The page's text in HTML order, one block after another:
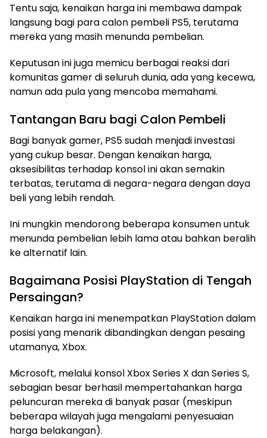
Tentu saja, kenaikan harga ini membawa dampak
langsung bagi para calon pembeli PS5, terutama
mereka yang masih menunda pembelian.
Keputusan ini juga memicu berbagai reaksi dari
komunitas gamer di seluruh dunia, ada yang kecewa,
namun ada pula yang mencoba memahami.
Tantangan Baru bagi Calon Pembeli
Bagi banyak gamer, PS5 sudah menjadi investasi
yang cukup besar. Dengan kenaikan harga,
aksesibilitas terhadap konsol ini akan semakin
terbatas, terutama di negara-negara dengan daya
beli yang lebih rendah.
Ini mungkin mendorong beberapa konsumen untuk
menunda pembelian lebih lama atau bahkan beralih
ke alternatif lain.
Bagaimana Posisi PlayStation di Tengah
Persaingan?
Kenaikan harga ini menempatkan PlayStation dalam
posisi yang menarik dibandingkan dengan pesaing
utamanya, Xbox.
Microsoft, melalui konsol Xbox Series X dan Series S,
sebagian besar berhasil mempertahankan harga
peluncuran mereka di banyak pasar (meskipun
beberapa wilayah juga mengalami penyesuaian
harga belakangan).